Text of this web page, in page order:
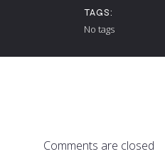
TAGS:
No tags
Comments are closed